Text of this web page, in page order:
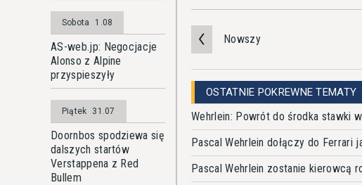
Sobota 1.08
AS-web.jp: Negocjacje
Alonso z Alpine
przyspieszyły
Piątek 31.07
Doornbos spodziewa się
dalszych startów
Verstappena z Red
Bullem
Nowszy
OSTATNIE POKREWNE TEMATY
Wehrlein: Powrót do środka stawki
Pascal Wehrlein dołączy do Ferrari
Pascal Wehrlein zostanie kierowcą